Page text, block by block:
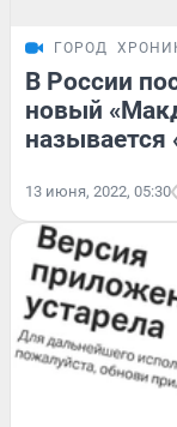
ГОРОД
В России
новый
называется
13 июня, 2022, 05:30